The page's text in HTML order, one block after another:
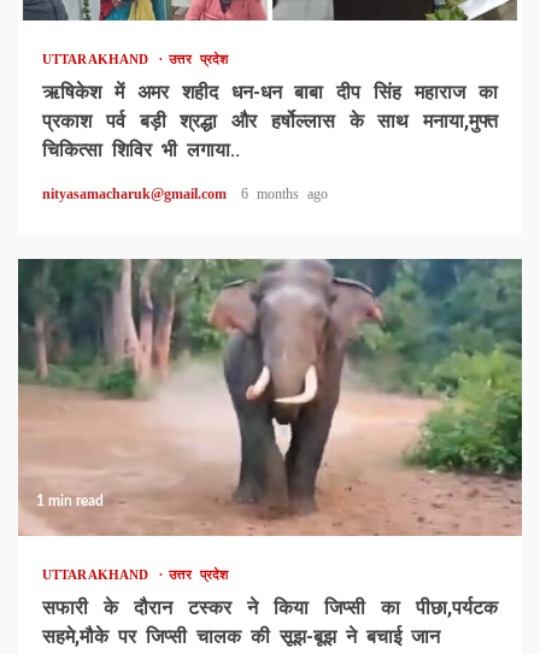
UTTARAKHAND उत्तर प्रदेश
ऋषिकेश में अमर शहीद धन-धन बाबा दीप सिंह महाराज का
प्रकाश पर्व बड़ी श्रद्धा और हर्षोल्लास के साथ मनाया,मुफ्त
चिकित्सा शिविर भी लगाया..
nityasamacharuk@gmail.com 6 months ago
1 min read
UTTARAKHAND उत्तर प्रदेश
सफारी के दौरान टस्कर ने किया जिप्सी का पीछा,पर्यटक
सहमे,मौके पर जिप्सी चालक की सूझ-बूझ ने बचाई जान